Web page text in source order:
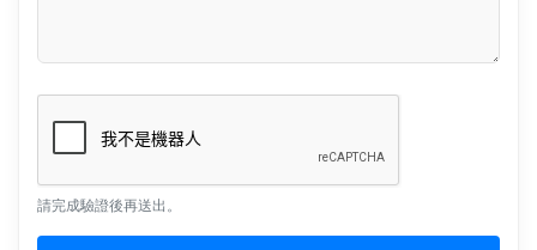
請完成驗證後再送出。